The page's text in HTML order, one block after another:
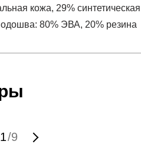
кожа, 29% синтетическая
80% ЭВА, 20% резина
PS
1/9